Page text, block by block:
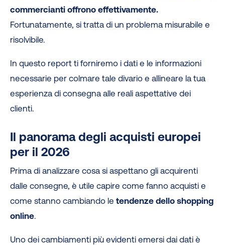
commercianti offrono effettivamente.
Fortunatamente, si tratta di un problema misurabile e
risolvibile.
In questo report ti forniremo i dati e le informazioni
necessarie per colmare tale divario e allineare la tua
esperienza di consegna alle reali aspettative dei
clienti.
Il panorama degli acquisti europei
per il 2026
Prima di analizzare cosa si aspettano gli acquirenti
dalle consegne, è utile capire come fanno acquisti e
come stanno cambiando letendenze dello shopping
online.
Uno dei cambiamenti più evidenti emersi dai dati è